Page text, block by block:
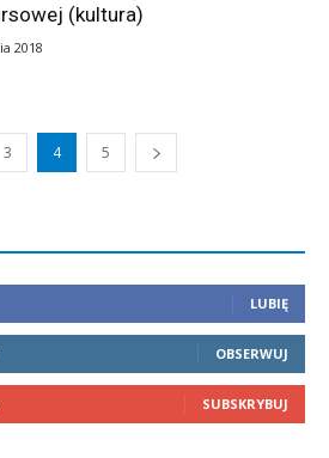
(kultura)
2018
3 4 5
LUBIĘ
OBSERWUJ
SUBSKRYBUJ